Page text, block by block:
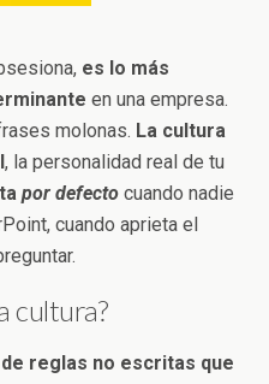
es lo más
en una empresa.
molonas. La cultura
, la personalidad real de tu
por defecto cuando nadie
cuando aprieta el
cultura?
reglas no escritas que